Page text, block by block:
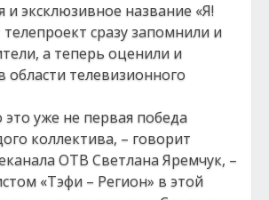
и эксклюзивное название «Я!
телепроект сразу запомнили и
а теперь оценили и
области телевизионного
это уже не первая победа
коллектива, – говорит
ОТВ Светлана Яремчук, –
«Тэфи – Регион» в этой